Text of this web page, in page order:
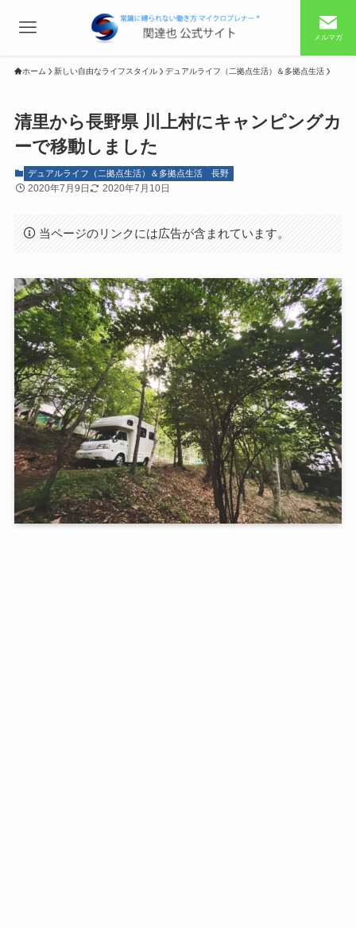
メルマガ
ホーム 新しい自由なライフスタイル デュアルライフ（二拠点生活）＆多拠点生活
清里から長野県 川上村にキャンピングカ
ーで移動しました
デュアルライフ（二拠点生活）＆多拠点生活 長野
2020年7月9日 2020年7月10日
当ページのリンクには広告が含まれています。